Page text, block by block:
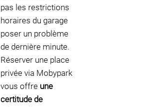
pas les restrictions
horaires du garage
poser un problème
de dernière minute.
Réserver une place
privée via Mobypark
vous offre une
certitude de